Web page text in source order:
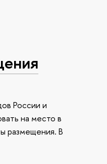
России и
на место в
размещения. В